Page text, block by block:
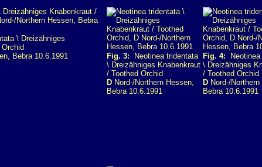
\ Dreizähniges
Bebra 10.6.1991 Fig. 3: Neotinea tridentata
\ Dreizähniges Knabenkraut
/ Toothed Orchid
D Nord-/Northern Hessen,
Bebra 10.6.1991
Fig. 4:
\ Dreizähniges
/ Toothed Orchid
D Nord-/
Bebra 10.6.1991